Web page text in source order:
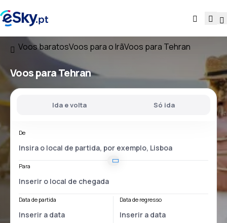
Voos baratosVoos para o IrãVoos para Tehran
Voos para Tehran
Ida e volta Só ida
De
Para
Data de partida Data de regresso